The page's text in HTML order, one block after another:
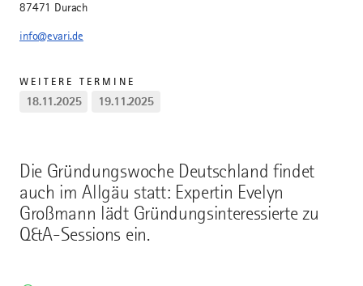
Die Gründungswoche Deutschland findet
auch im Allgäu statt: Expertin Evelyn
Großmann lädt Gründungsinteressierte zu
Q&A-Sessions ein.
87471 Durach
info@evari.de
WEITERE TERMINE
18.11.2025 19.11.2025